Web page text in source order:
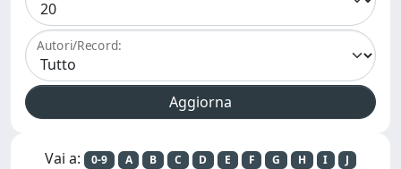
Autori/Record:
Vai a: 0-9 A B C D E F G H I
J